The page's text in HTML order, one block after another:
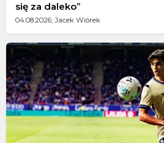
się za daleko”
04.08.2026; Jacek Wiórek